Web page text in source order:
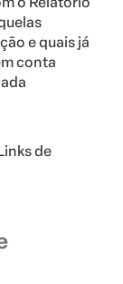
e quais já
conta
de